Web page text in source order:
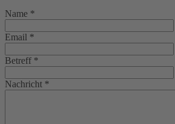
Name *
Email *
Betreff *
Nachricht *